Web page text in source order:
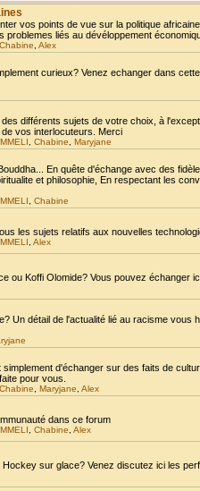
vos points de vue sur la politique
liés au dévéloppement
Chabine Alex
curieux? Venez echanger dans
différents sujets de votre choix, à
vos interlocuteurs. Merci
Chabine Maryjane
En quête d'échange avec des
et philosophie, En respectant les
Chabine
les sujets relatifs aux nouvelles
Alex
ou Koffi Olomide? Vous pouvez échanger
Un détail de l'actualité lié au racisme
d'échanger sur des faits de
pour vous.
Chabine Maryjane Alex
dans ce forum
Chabine Alex
Hockey sur glace? Venez discutez ici les